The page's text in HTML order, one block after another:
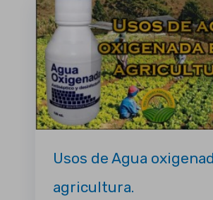
Usos de Agua
agricultura.